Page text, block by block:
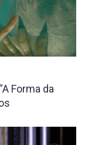
Forma da